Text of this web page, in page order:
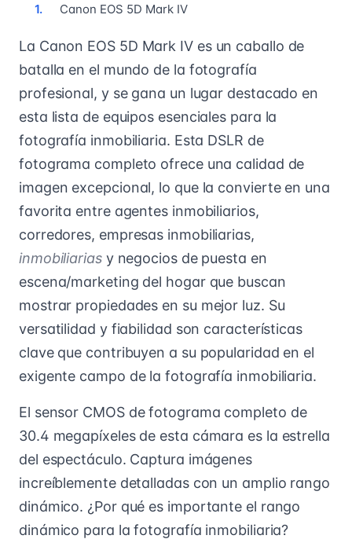
Canon EOS 5D Mark IV
La Canon EOS 5D Mark IV es un caballo de
batalla en el mundo de la fotografía
profesional, y se gana un lugar destacado en
esta lista de equipos esenciales para la
fotografía inmobiliaria. Esta DSLR de
fotograma completo ofrece una calidad de
imagen excepcional, lo que la convierte en una
favorita entre agentes inmobiliarios,
corredores, empresas inmobiliarias,
inmobiliariasy negocios de puesta en
escena/marketing del hogar que buscan
mostrar propiedades en su mejor luz. Su
versatilidad y fiabilidad son características
clave que contribuyen a su popularidad en el
exigente campo de la fotografía inmobiliaria.
El sensor CMOS de fotograma completo de
30.4 megapíxeles de esta cámara es la estrella
del espectáculo. Captura imágenes
increíblemente detalladas con un amplio rango
dinámico. ¿Por qué es importante el rango
dinámico para la fotografía inmobiliaria?